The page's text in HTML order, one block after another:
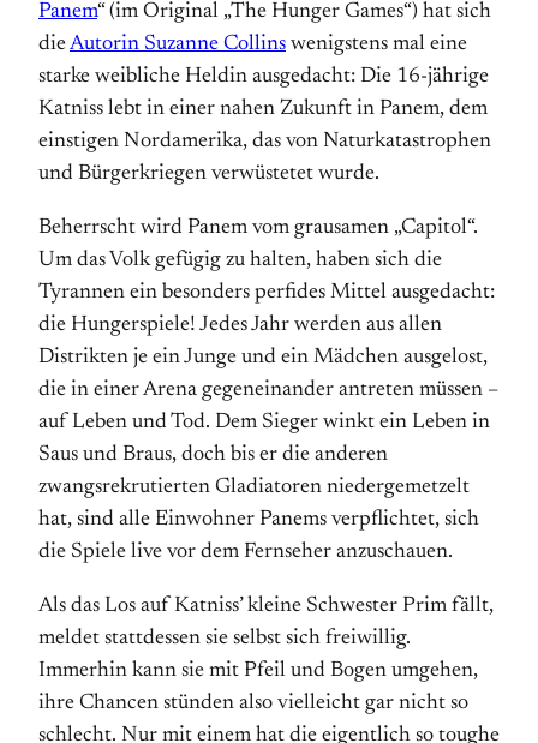
Panem“ (im Original „The Hunger Games“) hat sich
dieAutorin Suzanne Collins wenigstens mal eine
starke weibliche Heldin ausgedacht: Die 16-jährige
Katniss lebt in einer nahen Zukunft in Panem, dem
einstigen Nordamerika, das von Naturkatastrophen
und Bürgerkriegen verwüstetet wurde.
Beherrscht wird Panem vom grausamen „Capitol“.
Um das Volk gefügig zu halten, haben sich die
Tyrannen ein besonders perfides Mittel ausgedacht:
die Hungerspiele! Jedes Jahr werden aus allen
Distrikten je ein Junge und ein Mädchen ausgelost,
die in einer Arena gegeneinander antreten müssen –
auf Leben und Tod. Dem Sieger winkt ein Leben in
Saus und Braus, doch bis er die anderen
zwangsrekrutierten Gladiatoren niedergemetzelt
hat, sind alle Einwohner Panems verpflichtet, sich
die Spiele live vor dem Fernseher anzuschauen.
Als das Los auf Katniss’ kleine Schwester Prim fällt,
meldet stattdessen sie selbst sich freiwillig.
Immerhin kann sie mit Pfeil und Bogen umgehen,
ihre Chancen stünden also vielleicht gar nicht so
schlecht. Nur mit einem hat die eigentlich so toughe